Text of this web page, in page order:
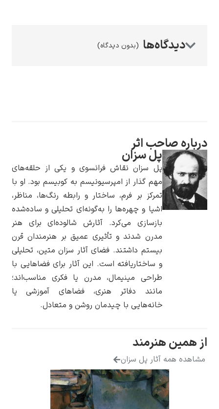
پیر آگوست رنوآر
پل سزان
یوهانس فرمیر
پرفروش‌ترین
(بدون دیدگاه)
درباره صاحب اثر
پل سزان
پل سزان نقاش فرانسوی و یکی از حلقه‌های
مهم گذار از امپرسیونیسم به کوبیسم بود. او با
تمرکز بر فرم، ساختار و رابطه رنگ‌ها، مناظر،
اشیا و چهره‌ها را به‌گونه‌ای تحلیلی و ساده‌شده
بازسازی می‌کرد. آثارش شالوده‌ای برای هنر
مدرن شدند و تأثیری عمیق بر هنرمندان قرن
بیستم داشتند. فضای آثار سزان متین، تحلیلی
و ساختاریافته است. این آثار برای فضاهایی با
طراحی مینیمال، مدرن یا فکری مناسب‌اند؛
مانند دفاتر هنری، فضاهای آموزشی یا
خانه‌هایی با چیدمان روشن و متعادل.
از همین هنرمند
مشاهده همه آثار پل سزان